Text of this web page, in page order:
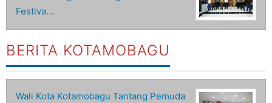
Festiva…
BERITA KOTAMOBAGU
Wali Kota Kotamobagu Tantang Pemuda